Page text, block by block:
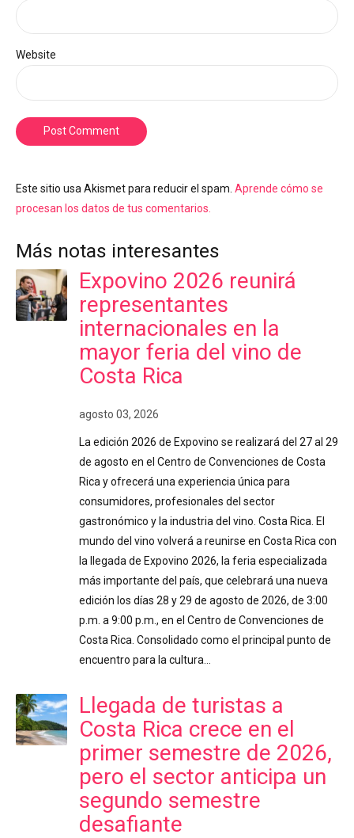
Website
Post Comment
Este sitio usa Akismet para reducir el spam. Aprende cómo se
procesan los datos de tus comentarios.
Más notas interesantes
Expovino 2026 reunirá
representantes
internacionales en la
mayor feria del vino de
Costa Rica
agosto 03, 2026
La edición 2026 de Expovino se realizará del 27 al 29
de agosto en el Centro de Convenciones de Costa
Rica y ofrecerá una experiencia única para
consumidores, profesionales del sector
gastronómico y la industria del vino. Costa Rica. El
mundo del vino volverá a reunirse en Costa Rica con
la llegada de Expovino 2026, la feria especializada
más importante del país, que celebrará una nueva
edición los días 28 y 29 de agosto de 2026, de 3:00
p.m. a 9:00 p.m., en el Centro de Convenciones de
Costa Rica. Consolidado como el principal punto de
encuentro para la cultura…
Llegada de turistas a
Costa Rica crece en el
primer semestre de 2026,
pero el sector anticipa un
segundo semestre
desafiante